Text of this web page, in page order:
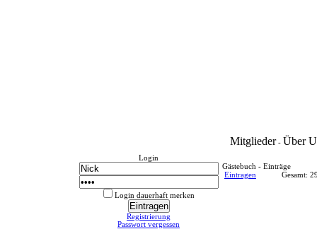
Mitglieder- Über
Login
Login dauerhaft merken
Registrierung
Passwort vergessen
Gästebuch - Einträge
Eintragen
Gesamt: